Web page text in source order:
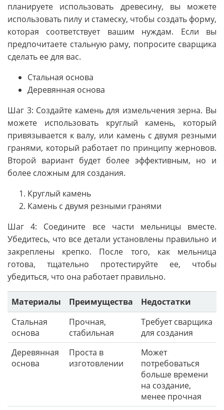
планируете использовать древесину, вы можете
использовать пилу и стамеску, чтобы создать форму,
которая соответствует вашим нуждам. Если вы
предпочитаете стальную раму, попросите сварщика
сделать ее для вас.
Стальная основа
Деревянная основа
Шаг 3: Создайте камень для измельчения зерна. Вы
можете использовать круглый камень, который
привязывается к валу, или камень с двумя резными
гранями, который работает по принципу жерновов.
Второй вариант будет более эффективным, но и
более сложным для создания.
Круглый камень
Камень с двумя резными гранями
Шаг 4: Соедините все части мельницы вместе.
Убедитесь, что все детали установлены правильно и
закреплены крепко. После того, как мельница
готова, тщательно протестируйте ее, чтобы
убедиться, что она работает правильно.
Материалы Преимущества
Недостатки
Стальная
основа
Прочная,
стабильная
Требует сварщика
для создания
Деревянная
основа
Проста в
изготовлении
Может
потребоваться
больше времени
на создание,
менее прочная